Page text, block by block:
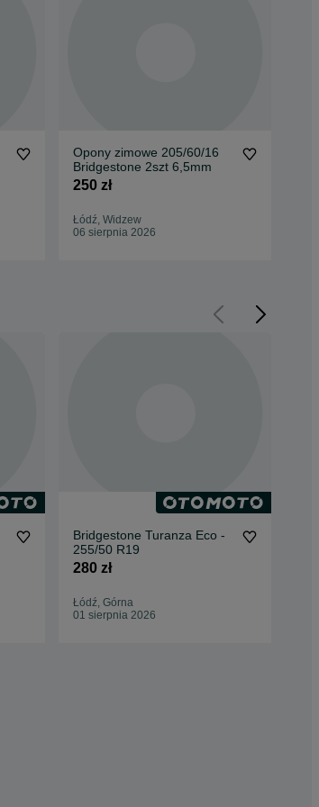
Opony zimowe 205/60/16
Bridgestone 2szt 6,5mm
250 zł
Łódź, Widzew
06 sierpnia 2026
Bridgestone Turanza Eco -
255/50 R19
280 zł
Łódź, Górna
01 sierpnia 2026